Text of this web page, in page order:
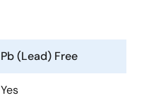
Pb (Lead) Free
Yes